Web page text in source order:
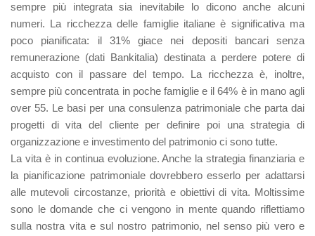
sempre più integrata sia inevitabile lo dicono anche alcuni
numeri. La ricchezza delle famiglie italiane è significativa ma
poco pianificata: il 31% giace nei depositi bancari senza
remunerazione (dati Bankitalia) destinata a perdere potere di
acquisto con il passare del tempo. La ricchezza è, inoltre,
sempre più concentrata in poche famiglie e il 64% è in mano agli
over 55. Le basi per una consulenza patrimoniale che parta dai
progetti di vita del cliente per definire poi una strategia di
organizzazione e investimento del patrimonio ci sono tutte.
La vita è in continua evoluzione. Anche la strategia finanziaria e
la pianificazione patrimoniale dovrebbero esserlo per adattarsi
alle mutevoli circostanze, priorità e obiettivi di vita. Moltissime
sono le domande che ci vengono in mente quando riflettiamo
sulla nostra vita e sul nostro patrimonio, nel senso più vero e